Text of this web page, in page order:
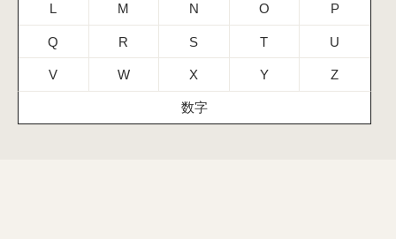
L M N O P
Q R S T U
V W X Y Z
数字